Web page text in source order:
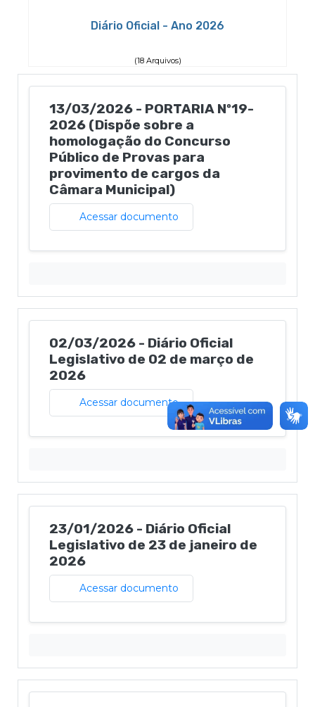
Diário Oficial - Ano 2026
(18 Arquivos)
13/03/2026 - PORTARIA Nº19-
2026 (Dispõe sobre a
homologação do Concurso
Público de Provas para
provimento de cargos da
Câmara Municipal)
Acessar documento
02/03/2026 - Diário Oficial
Legislativo de 02 de março de
2026
Acessar documento
23/01/2026 - Diário Oficial
Legislativo de 23 de janeiro de
2026
Acessar documento